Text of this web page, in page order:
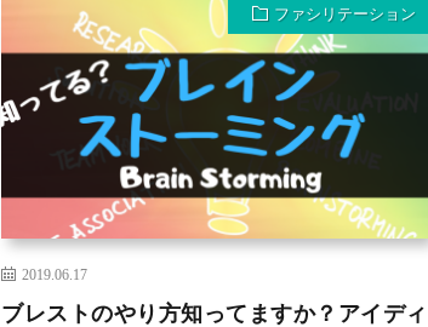
ファシリテーション
2019.06.17
ブレストのやり方知ってますか？アイディ